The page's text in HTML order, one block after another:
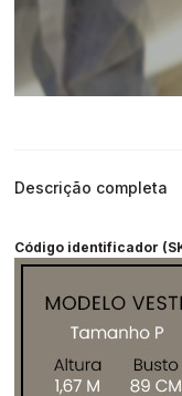
Descrição completa
Código identificador